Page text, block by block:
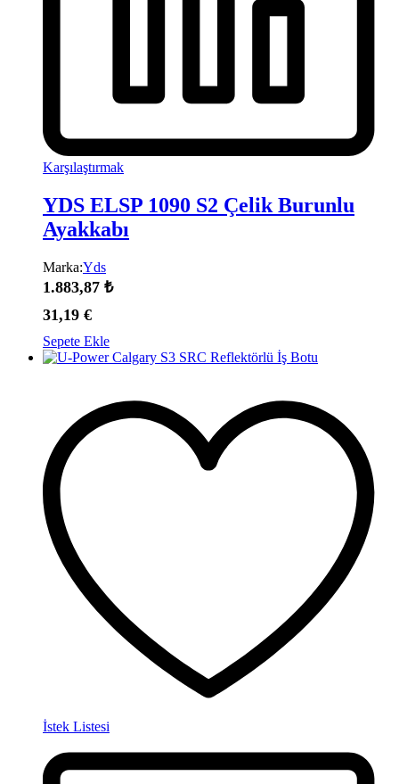
Karşılaştırmak
YDS ELSP 1090 S2 Çelik Burunlu
Ayakkabı
Marka:Yds
1.883,87 ₺
31,19 €
Sepete Ekle
İstek Listesi